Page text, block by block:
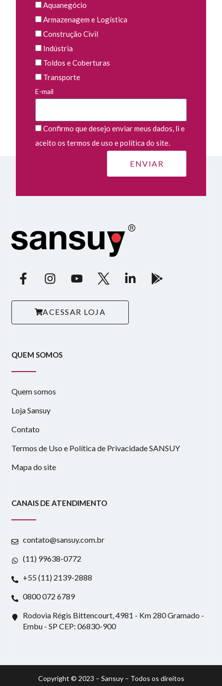
Aquanegócio
Armazenagem e Logística
Construção Civil
Indústria
Toldos e Coberturas
Transporte
E-mail
Confirmo que desejo enviar meus dados, li e
aceito os termos de uso e política do site.
ACESSAR LOJA
QUEM SOMOS
Quem somos
Loja Sansuy
Contato
Termos de Uso e Política de Privacidade SANSUY
Mapa do site
CANAIS DE ATENDIMENTO
contato@sansuy.com.br
(11) 99638-0772
+55 (11) 2139-2888
0800 072 6789
Rodovia Régis Bittencourt, 4981 - Km 280 Gramado -
Embu - SP CEP: 06830-900
Copyright © 2023 – Sansuy – Todos os direitos